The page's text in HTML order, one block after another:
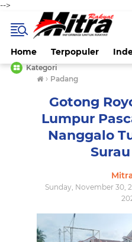
-->
Home Terpopuler
Kategori
› Padang
Gotong
Lumpur
Nanggalo
Sunday, November 30,